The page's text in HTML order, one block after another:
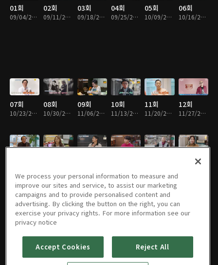
01회
09/04/2023 • 1시간 2분
02회
09/11/2023 • 1시간 1분
03회
09/18/2023 • 1시간 1분
04회
09/25/2023 • 1시간 2분
05회
10/09/2023 • 1시간 1분
06회
10/16/2023 • 1시간 1분
07회
10/23/2023 • 1시간 1분
08회
10/30/2023 • 1시간 2분
09회
11/06/2023 • 1시간 1분
10회
11/13/2023 • 1시간 1분
11회
11/20/2023 • 1시간 1분
12회
11/27/2023 • 1시간 1분
19회
01/15/2024 • 1시간 1분
20회 21회 22회 23회 24회
We process your personal information to measure and
improve our sites and service, to assist our marketing
campaigns and to provide personalised content and
advertising. By clicking the button on the right, you can
exercise your privacy rights. For more information see our
privacy notice
Accept Cookies Reject All